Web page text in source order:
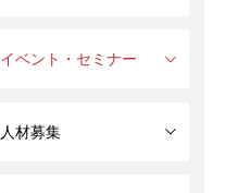
イベント・セミナー
人材募集